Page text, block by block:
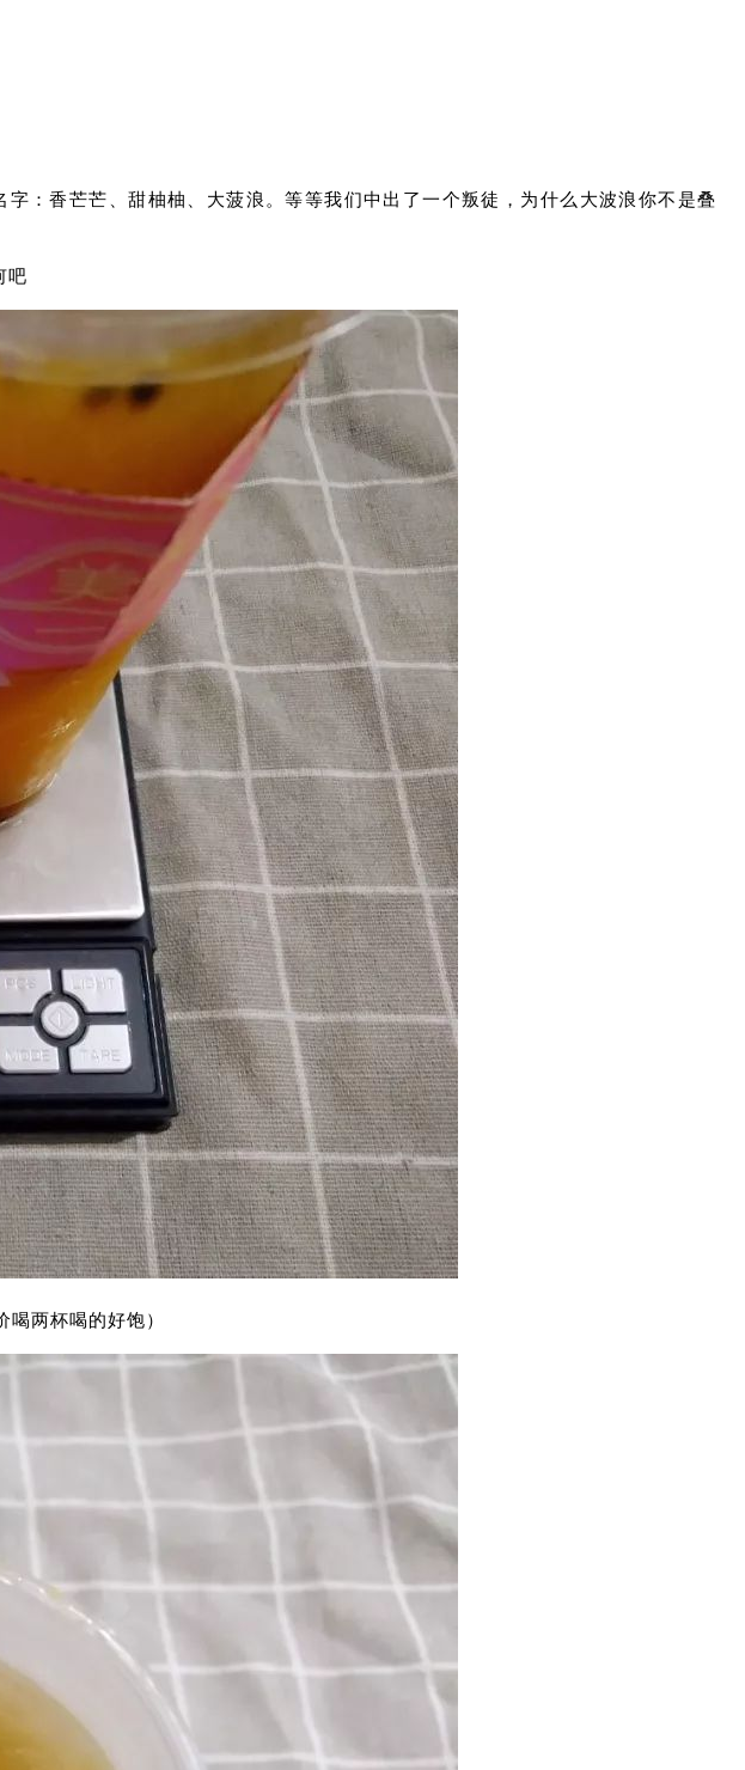
：香芒芒、甜柚柚、大菠浪。等等我们中出了一个叛徒，为什么大波浪你不是叠
吧
两杯喝的好饱）